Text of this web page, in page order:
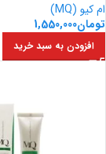
ام کیو (MQ)
تومان1,550,000
افزودن به سبد خرید